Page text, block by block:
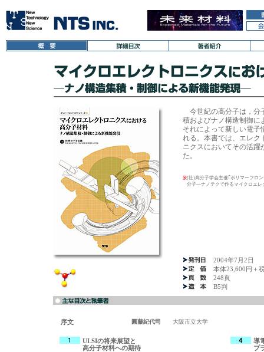
今世紀の高分子は，分
積およびナノ構造制御に
それによって新しい電子
れる。本書では、エレク
ニクスにおいてその活躍
た。
※(社)高分子学会主催｢ポリマーフロ
分子―ナノテクで作るマイクロエレ
2004年7月2日
本体23,600円＋
248頁
B5判
序文 圓藤紀代司 大阪市立大学
ULSIの将来展望と
高分子材料への期待
導
プ